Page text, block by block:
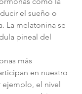
el sueño o
La melatonina se
pineal del
más
en nuestro
ejemplo, el nivel